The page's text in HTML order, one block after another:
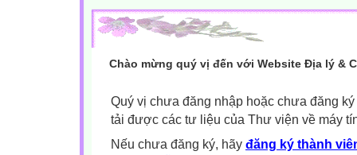
Chào mừng quý vị đến với Website Địa lý &
Quý vị chưa đăng nhập hoặc chưa đăng
tải được các tư liệu của Thư viện về máy
Nếu chưa đăng ký, hãy đăng ký thành